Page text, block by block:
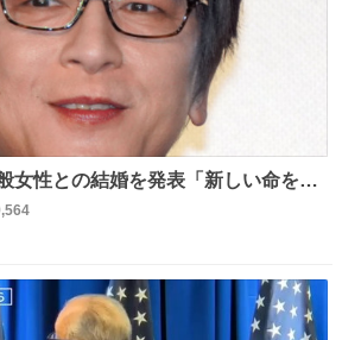
女性との結婚を発表「新しい命を授
lite/article_d…
度、交際しておりました方と入籍い
、ミッチーとして、努力し精進して
。